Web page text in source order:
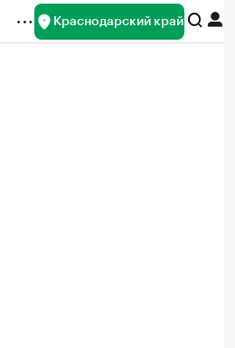
Краснодарский край